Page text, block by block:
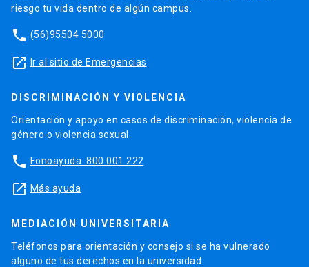
riesgo tu vida dentro de algún campus.
phone (56)95504 5000
launch Ir al sitio de Emergencias
DISCRIMINACIÓN Y VIOLENCIA
Orientación y apoyo en casos de discriminación, violencia de
género o violencia sexual.
phone Fonoayuda: 800 001 222
launch Más ayuda
MEDIACIÓN UNIVERSITARIA
Teléfonos para orientación y consejo si se ha vulnerado
alguno de tus derechos en la universidad.